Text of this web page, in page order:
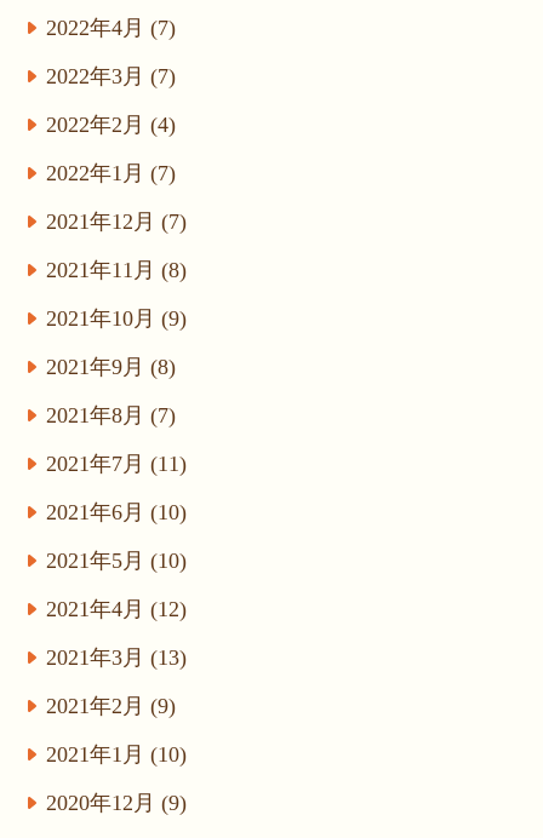
2022年4月 (7)
2022年3月 (7)
2022年2月 (4)
2022年1月 (7)
2021年12月 (7)
2021年11月 (8)
2021年10月 (9)
2021年9月 (8)
2021年8月 (7)
2021年7月 (11)
2021年6月 (10)
2021年5月 (10)
2021年4月 (12)
2021年3月 (13)
2021年2月 (9)
2021年1月 (10)
2020年12月 (9)